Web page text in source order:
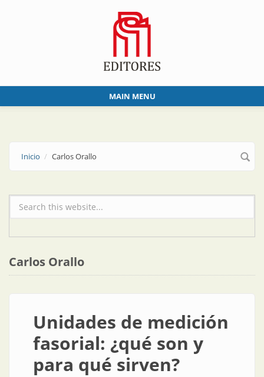
MAIN MENU
Inicio Carlos Orallo
Formulario de búsqueda
Carlos Orallo
Unidades de medición
fasorial: ¿qué son y
para qué sirven?